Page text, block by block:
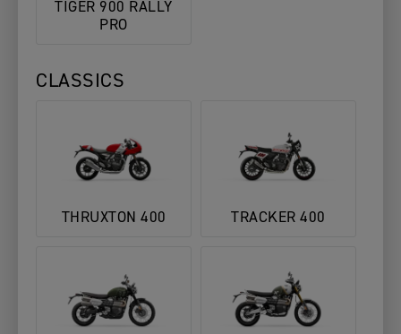
TIGER 900 RALLY
PRO
CLASSICS
THRUXTON 400 TRACKER 400